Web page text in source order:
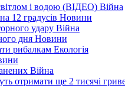
і водою (ВІДЕО) Війна
12 градусів Новини
удару Війна
дня Новини
рибалкам Екологія
Війна
отримати ще 2 тисячі